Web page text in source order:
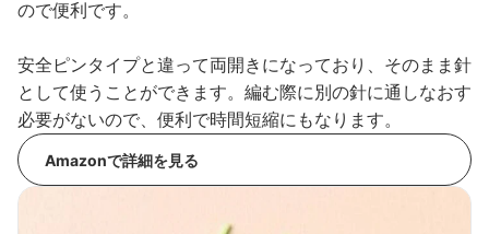
ので便利です。
安全ピンタイプと違って両開きになっており、そのまま針
として使うことができます。編む際に別の針に通しなおす
必要がないので、便利で時間短縮にもなります。
Amazonで詳細を見る